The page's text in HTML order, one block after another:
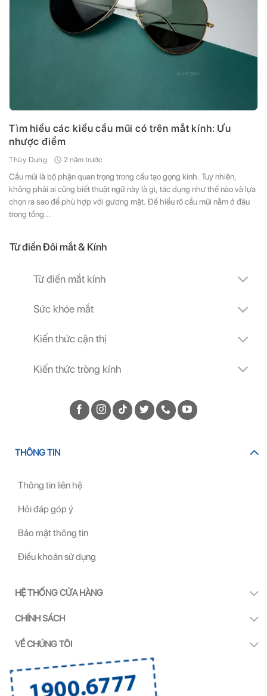
Tìm hiểu các kiểu cầu mũi có trên mắt kính: Ưu
nhược điểm
Thùy Dung 2 năm trước
Cầu mũi là bộ phận quan trọng trong cấu tạo gọng kính. Tuy nhiên,
không phải ai cũng biết thuật ngữ này là gì, tác dụng như thế nào và lựa
chọn ra sao để phù hợp với gương mặt. Để hiểu rõ cầu mũi nằm ở đâu
trong tổng...
Từ điển Đôi mắt & Kính
Từ điển mắt kính
Sức khỏe mắt
Kiến thức cận thị
Kiến thức tròng kính
THÔNG TIN
Thông tin liên hệ
Hỏi đáp góp ý
Bảo mật thông tin
Điều khoản sử dụng
HỆ THỐNG CỬA HÀNG
CHÍNH SÁCH
VỀ CHÚNG TÔI